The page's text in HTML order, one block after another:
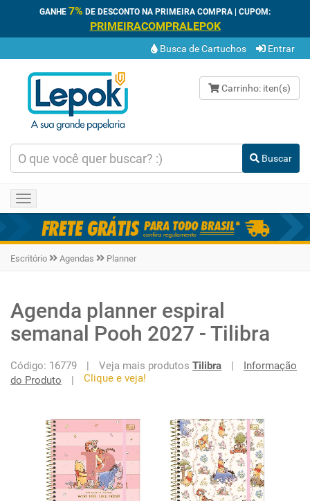
GANHE 7% DE DESCONTO NA PRIMEIRA COMPRA | CUPOM:
PRIMEIRACOMPRALEPOK
Busca de Cartuchos Entrar
Carrinho: iten(s)
Buscar
Toggle navigation
Escritório Agendas Planner
Agenda planner espiral
semanal Pooh 2027 - Tilibra
Código: 16779 | Veja mais produtos Tilibra |
Informação
do Produto
| Clique e veja!